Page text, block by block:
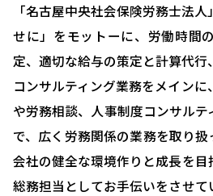
お客様の声
ブログ＆ニュース
会社概要
お問い合わせ・相談予約
「名古屋中央社会保険労務士法
せに」をモットーに、労働時間
定、適切な給与の策定と計算代行
コンサルティング業務をメイン
や労務相談、人事制度コンサル
で、広く労務関係の業務を取り
会社の健全な環境作りと成長を目
総務担当としてお手伝いをさせ